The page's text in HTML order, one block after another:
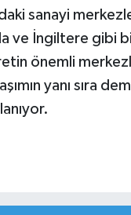
sanayi
ve İngiltere gibi
önemli
yanı sıra